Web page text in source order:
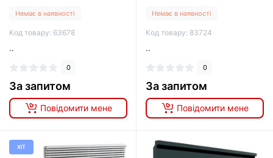
Немає в наявності
Код товару: 63678
..
0
За запитом
Повідомити мене
Немає в наявності
Код товару: 83724
..
0
За запитом
Повідомити мене
ХІТ